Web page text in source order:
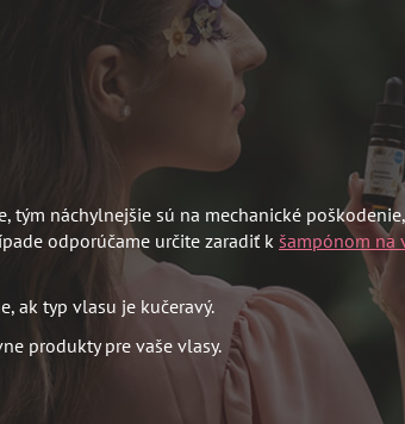
tým náchylnejšie sú na mechanické poškodenie,
odporúčame určite zaradiť k šampónom na
ak typ vlasu je kučeravý.
produkty pre vaše vlasy.